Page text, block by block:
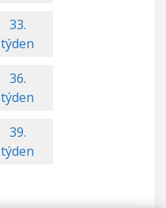
33.
týden
36.
týden
39.
týden